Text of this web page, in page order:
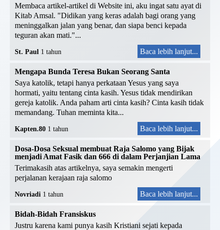
Membaca artikel-artikel di Website ini, aku ingat satu ayat di
Kitab Amsal. "Didikan yang keras adalah bagi orang yang
meninggalkan jalan yang benar, dan siapa benci kepada
teguran akan mati."...
St. Paul 1 tahun Baca lebih lanjut...
Mengapa Bunda Teresa Bukan Seorang Santa
Saya katolik, tetapi hanya perkataan Yesus yang saya
hormati, yaitu tentang cinta kasih. Yesus tidak mendirikan
gereja katolik. Anda paham arti cinta kasih? Cinta kasih tidak
memandang. Tuhan meminta kita...
Kapten.80 1 tahun Baca lebih lanjut...
Dosa-Dosa Seksual membuat Raja Salomo yang Bijak
menjadi Amat Fasik dan 666 di dalam Perjanjian Lama
Terimakasih atas artikelnya, saya semakin mengerti
perjalanan kerajaan raja salomo
Novriadi 1 tahun Baca lebih lanjut...
Bidah-Bidah Fransiskus
Justru karena kami punya kasih Kristiani sejati kepada